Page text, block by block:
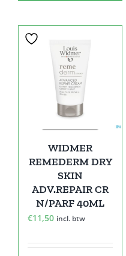
WIDMER
REMEDERM DRY
SKIN
ADV.REPAIR CR
N/PARF 40ML
€11,50 incl. btw